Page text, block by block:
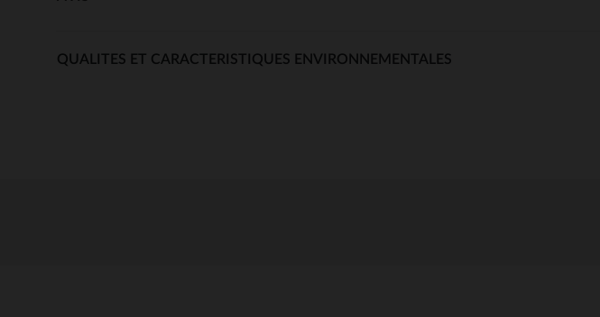
QUALITES ET CARACTERISTIQUES ENVIRONNEMENTALES